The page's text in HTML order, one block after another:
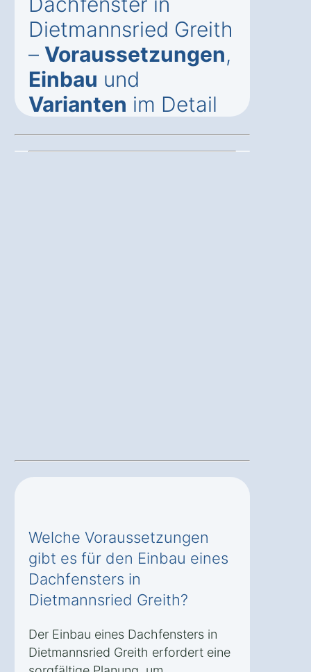
Dietmannsried Greith
– Voraussetzungen,
Einbau und
Varianten im Detail
Welche Voraussetzungen
gibt es für den Einbau eines
Dachfensters in
Dietmannsried Greith?
Der Einbau eines Dachfensters in
Dietmannsried Greith erfordert eine